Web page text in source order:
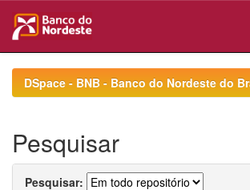
navigationDSpace - BNB - Banco do Nordeste do
Pesquisar
Pesquisar: